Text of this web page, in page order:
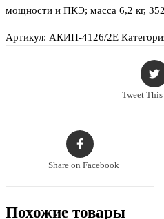
мощности и ПКЭ; масса 6,2 кг,
Артикул: АКИП-4126/2Е
Tweet
Share on Facebook
Похожие товары